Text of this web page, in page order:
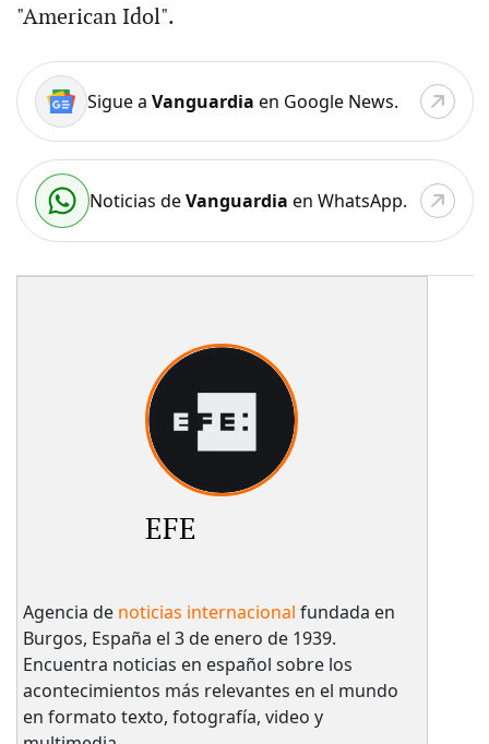
"American Idol".
Sigue a Vanguardia en Google News.
Noticias deVanguardia en WhatsApp.
EFE
Agencia de noticias internacional fundada en
Burgos, España el 3 de enero de 1939.
Encuentra noticias en español sobre los
acontecimientos más relevantes en el mundo
en formato texto, fotografía, video y